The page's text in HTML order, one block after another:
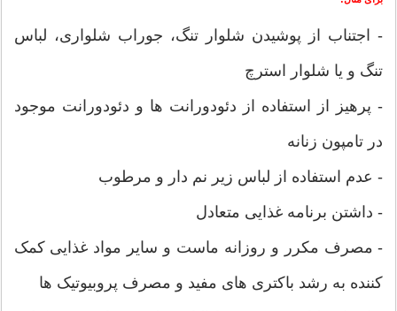
- اجتناب از پوشیدن شلوار تنگ، جوراب شلواری، لباس
تنگ و یا شلوار استرچ
- پرهیز از استفاده از دئودورانت ها و دئودورانت موجود
در تامپون زنانه
- عدم استفاده از لباس زیر نم دار و مرطوب
- داشتن برنامه غذایی متعادل
- مصرف مکرر و روزانه ماست و سایر مواد غذایی کمک
کننده به رشد باکتری های مفید و مصرف پروبیوتیک ها